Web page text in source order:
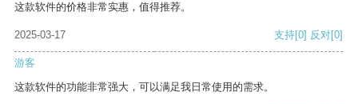
这款软件的价格非常实惠，值得推荐。
2025-03-17 支持[0] 反对[0]
游客
这款软件的功能非常强大，可以满足我日常使用的需求。